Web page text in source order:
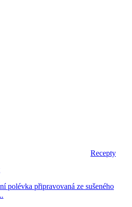
Recepty
polévka připravovaná ze sušeného